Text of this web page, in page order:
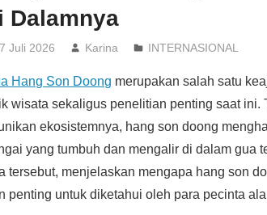
Dalamnya
7 Juli 2026 Karina INTERNASIONAL
Hang Son Doong merupakan salah satu
wisata sekaligus penelitian penting saat
ekosistemnya, hang son doong
yang tumbuh dan mengalir di dalam gua
tersebut, menjelaskan mengapa hang son
penting untuk diketahui oleh para pecinta